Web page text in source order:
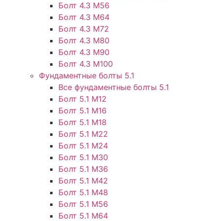
Болт 4.3 М56
Болт 4.3 М64
Болт 4.3 М72
Болт 4.3 М80
Болт 4.3 М90
Болт 4.3 М100
Фундаментные болты 5.1
Все фундаментные болты 5.1
Болт 5.1 М12
Болт 5.1 М16
Болт 5.1 М18
Болт 5.1 М22
Болт 5.1 М24
Болт 5.1 М30
Болт 5.1 М36
Болт 5.1 М42
Болт 5.1 М48
Болт 5.1 М56
Болт 5.1 М64